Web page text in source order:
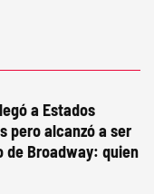
a Estados
pero alcanzó a ser
de Broadway: quien